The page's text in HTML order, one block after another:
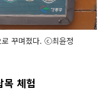
꾸며졌다. ⓒ최윤정
체험